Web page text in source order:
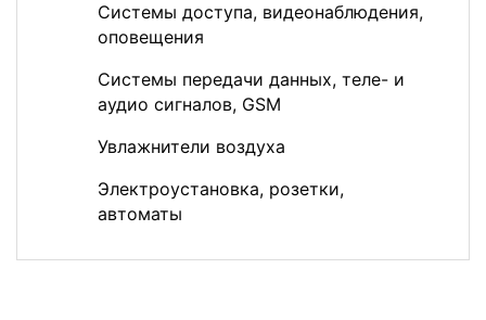
Системы доступа, видеонаблюдения,
оповещения
Системы передачи данных, теле- и
аудио сигналов, GSM
Увлажнители воздуха
Электроустановка, розетки,
автоматы